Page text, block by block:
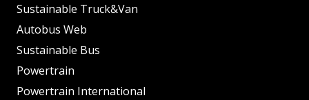
Sustainable Truck&Van
Autobus Web
Sustainable Bus
Powertrain
Powertrain International